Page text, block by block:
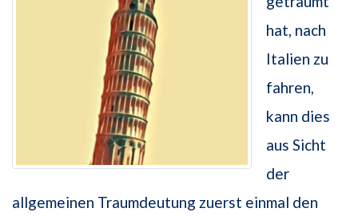
hat, nach
Italien zu
fahren,
kann dies
aus Sicht
der
allgemeinen Traumdeutung zuerst einmal den